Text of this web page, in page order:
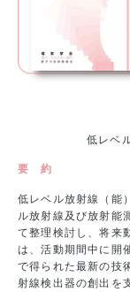
低レベ
要 約
低レベル放射線（能
ル放射線及び放射能
て整理検討し、将来
は、活動期間中に開
で得られた最新の技
射線検出器の創出を